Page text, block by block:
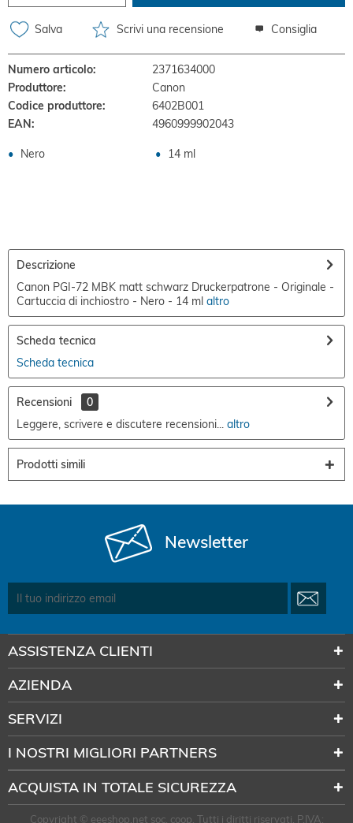
Salva Scrivi una recensione Consiglia
Numero articolo:
2371634000
Produttore:
Canon
Codice produttore:
6402B001
EAN:
4960999902043
Nero 14 ml
Descrizione
Canon PGI-72 MBK matt schwarz Druckerpatrone - Originale -
Cartuccia di inchiostro - Nero - 14 ml altro
Scheda tecnica
Scheda tecnica
Recensioni
0
Leggere, scrivere e discutere recensioni... altro
Prodotti simili
Newsletter
ASSISTENZA CLIENTI
AZIENDA
SERVIZI
I NOSTRI MIGLIORI PARTNERS
ACQUISTA IN TOTALE SICUREZZA
Copyright © eeeshop.net soc. coop. Tutti i diritti riservati. P.IVA: